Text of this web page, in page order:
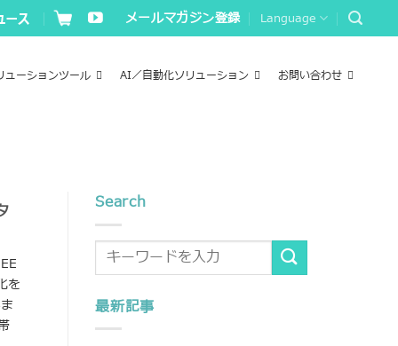
メールマガジン登録 Language
ューションツール AI／自動化ソリューション お問い合わせ
を
Search
最新記事